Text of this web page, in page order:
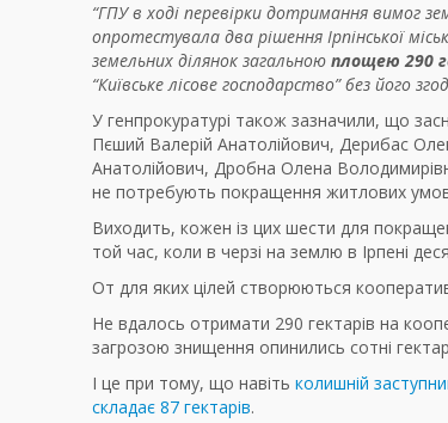
“ГПУ в ході перевірки дотримання вимог
опротестувала два рішення Ірпінської
земельних ділянок загальною площею 290
“Київське лісове господарство” без його
У генпрокуратурі також зазначили, що
Пєший Валерій Анатолійович, Дерибас
Анатолійович, Дробна Олена
не потребують покращення житлових
Виходить, кожен із цих шести для
той час, коли в черзі на землю в Ірпені
От для яких цілей створюються
Не вдалось отримати 290 гектарів на
загрозою знищення опинились сотні
І це при тому, що навіть колишній
складає 87 гектарів.